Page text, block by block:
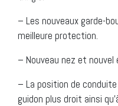
– Les nouveaux garde-
meilleure protection.
– Nouveau nez et
– La position de
guidon plus droit ainsi